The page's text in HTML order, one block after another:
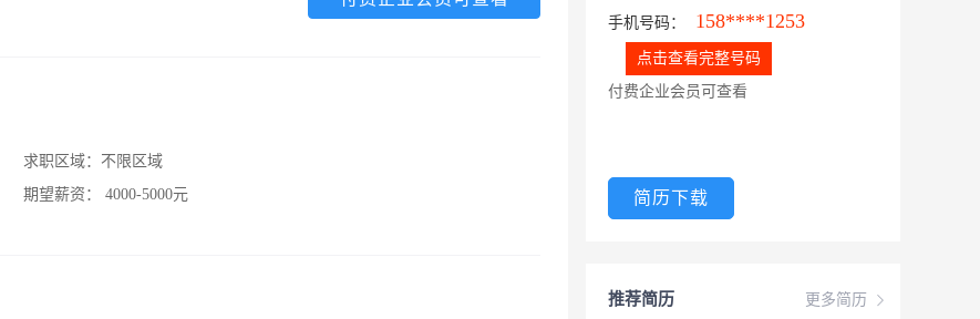
求职区域： 不限区域
期望薪资：
4000-5000元
手机号码： 158****1253
点击查看完整号码
付费企业会员可查看
简历下载
更多简历
推荐简历